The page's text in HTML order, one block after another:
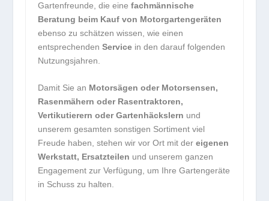
Gartenfreunde, die einefachmännische
Beratung beim Kauf von Motorgartengeräten
ebenso zu schätzen wissen, wie einen
entsprechendenService in den darauf folgenden
Nutzungsjahren.
Damit Sie an Motorsägen oder Motorsensen,
Rasenmähern oder Rasentraktoren,
Vertikutierern oder Gartenhäckslern und
unserem gesamten sonstigen Sortiment viel
Freude haben, stehen wir vor Ort mit dereigenen
Werkstatt, Ersatzteilen und unserem ganzen
Engagement zur Verfügung, um Ihre Gartengeräte
in Schuss zu halten.